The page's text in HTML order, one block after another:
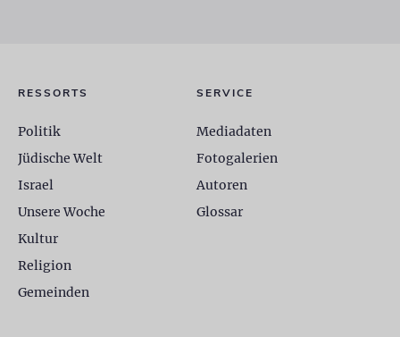
RESSORTS
Politik
Jüdische Welt
Israel
Unsere Woche
Kultur
Religion
Gemeinden
SERVICE
Mediadaten
Fotogalerien
Autoren
Glossar